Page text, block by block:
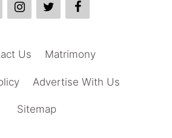
Matrimony
Us
Advertise With Us
Sitemap